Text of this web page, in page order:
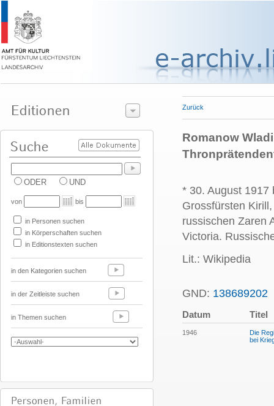
ODER UND
von bis
in Personen suchen
in Körperschaften suchen
in Editionstexten suchen
in den Kategorien suchen
in der Zeitleiste suchen
in Themen suchen
Zurück
Romanow
* 30. August 1917
Grossfürsten
russischen Zaren
Victoria.
Lit.: Wikipedia
GND: 138689202
Datum Titel
1946
Die
bei